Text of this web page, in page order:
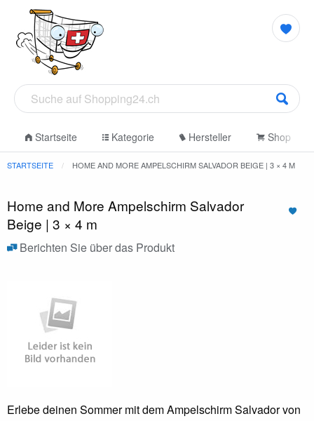
Startseite Kategorie Hersteller Shop
STARTSEITE HOME AND MORE AMPELSCHIRM SALVADOR BEIGE | 3 × 4 M
Home and More Ampelschirm Salvador
Beige | 3 × 4 m
Berichten Sie über das Produkt
Erlebe deinen Sommer mit dem Ampelschirm Salvador von